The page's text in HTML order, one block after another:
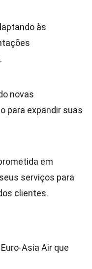
às
novas
para expandir suas
em
serviços para
clientes.
Asia Air que